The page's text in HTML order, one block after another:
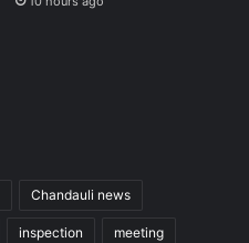
Chandauli news
inspection meeting